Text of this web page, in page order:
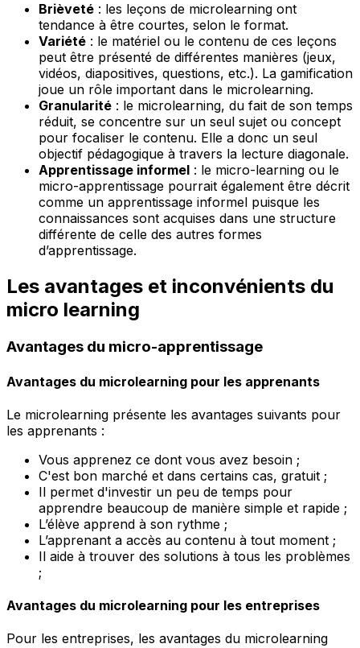
Brièveté : les leçons de microlearning ont
tendance à être courtes, selon le format.
Variété : le matériel ou le contenu de ces leçons
peut être présenté de différentes manières (jeux,
vidéos, diapositives, questions, etc.). La gamification
joue un rôle important dans le microlearning.
Granularité : le microlearning, du fait de son temps
réduit, se concentre sur un seul sujet ou concept
pour focaliser le contenu. Elle a donc un seul
objectif pédagogique à travers la lecture diagonale.
Apprentissage informel : le micro-learning ou le
micro-apprentissage pourrait également être décrit
comme un apprentissage informel puisque les
connaissances sont acquises dans une structure
différente de celle des autres formes
d’apprentissage.
Les avantages et inconvénients du
micro learning
Avantages du micro-apprentissage
Avantages du microlearning pour les apprenants
Le microlearning présente les avantages suivants pour
les apprenants :
Vous apprenez ce dont vous avez besoin ;
C'est bon marché et dans certains cas, gratuit ;
Il permet d'investir un peu de temps pour
apprendre beaucoup de manière simple et rapide ;
L’élève apprend à son rythme ;
L’apprenant a accès au contenu à tout moment ;
Il aide à trouver des solutions à tous les problèmes
;
Avantages du microlearning pour les entreprises
Pour les entreprises, les avantages du microlearning